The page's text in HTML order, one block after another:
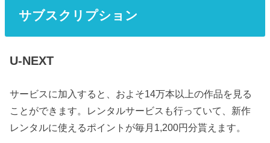
サブスクリプション
U-NEXT
サービスに加入すると、およそ14万本以上の作品を見る
ことができます。レンタルサービスも行っていて、新作
レンタルに使えるポイントが毎月1,200円分貰えます。